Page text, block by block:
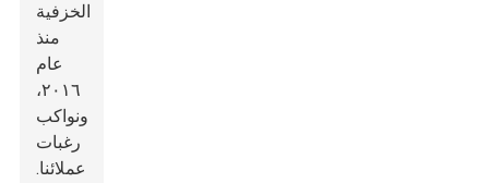
الخزفية
منذ
عام
٢٠١٦،
ونواكب
رغبات
عملائنا.